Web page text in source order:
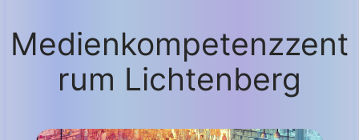
Medienkompetenzzent
rum Lichtenberg